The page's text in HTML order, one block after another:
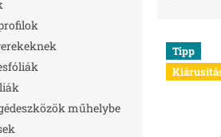
műhelybe
k
T Tipp